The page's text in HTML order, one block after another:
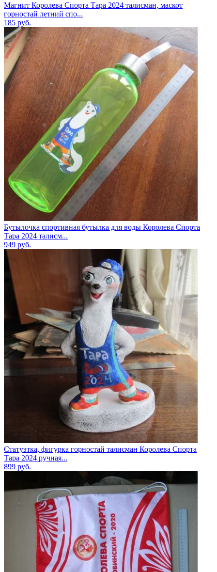
Магнит Королева Спорта Тара 2024 талисман, маскот
горностай летний спо...
185 руб.
Бутылочка спортивная бутылка для воды Королева Спорта
Тара 2024 талисм...
949 руб.
Статуэтка, фигурка горностай талисман Королева Спорта
Тара 2024 ручная...
899 руб.